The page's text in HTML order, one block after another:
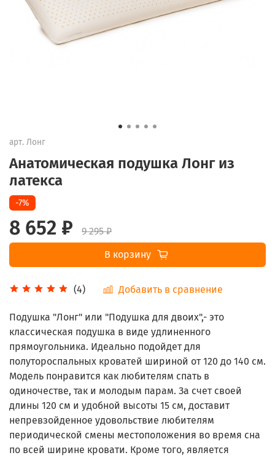
арт. Лонг
Анатомическая подушка Лонг из
латекса
(4) Добавить в сравнение
-7%
8 652 ₽
9 295 ₽
В корзину
Подушка "Лонг" или "Подушка для двоих",- это
классическая подушка в виде удлиненного
прямоугольника. Идеально подойдет для
полутороспальных кроватей шириной от 120 до 140 см.
Модель понравится как любителям спать в
одиночестве, так и молодым парам. За счет своей
длины 120 см и удобной высоты 15 см, доставит
непревзойденное удовольствие любителям
периодической смены местоположения во время сна
по всей ширине кровати. Кроме того, является